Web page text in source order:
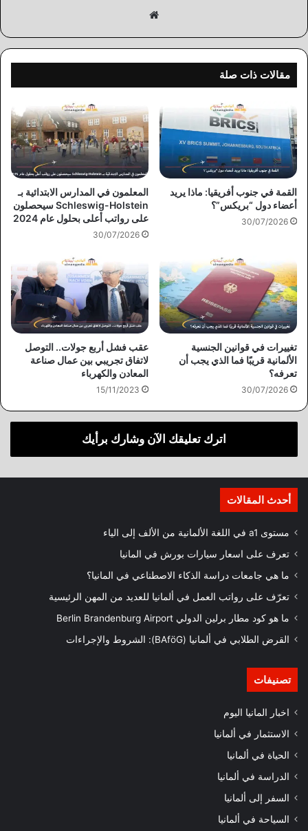
مقالات ذات صلة
القمة في جنوب أفريقيا: ماذا يريد
أعضاء دول “بريكس”؟
30/07/2026
المعلمون في المدارس الابتدائية بـ
Schleswig-Holstein سيحصلون
على رواتب أعلى بحلول عام 2024
30/07/2026
تغييرات في قوانين الجنسية
الألمانية قريبًا فما الذي يجب أن
تعرفه؟
30/07/2026
عقب فشل أربع جولات.. التوصل
لاتفاق تجريبي بين عمال صناعة
المعادن والكهرباء
15/11/2023
اترك تعليقك الآن وشارك برأيك
أحدث المقالات
مستوى a1 في اللغة الألمانية من الألف إلى الياء
تعرف على اسعار سيارات بورش في المانيا
ما هي جامعات دراسة الذكاء الاصطناعي في المانيا؟
تعرّف على رواتب العمل في ألمانيا للعديد من المهن الرئيسية
ما هو كود مطار برلين الدولي Berlin Brandenburg Airport
القرض الطلابي في ألمانيا (BAföG): الشروط والإجراءات
تصنيفات
اخبار المانيا اليوم
الاستثمار في ألمانيا
الحياة في ألمانيا
الدراسة في ألمانيا
السفر إلى ألمانيا
السياحة في ألمانيا